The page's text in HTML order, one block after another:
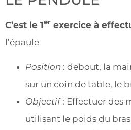
C’est le 1er exercice à
l’épaule
Position : debout, la
sur un coin de table, le
Objectif: Effectuer des
utilisant le poids du